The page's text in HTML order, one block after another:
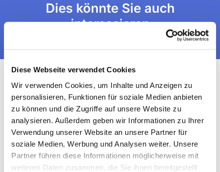
Diese Webseite verwendet Cookies
Wir verwenden Cookies, um Inhalte und Anzeigen zu
personalisieren, Funktionen für soziale Medien anbieten
zu können und die Zugriffe auf unsere Website zu
analysieren. Außerdem geben wir Informationen zu Ihrer
Verwendung unserer Website an unsere Partner für
soziale Medien, Werbung und Analysen weiter. Unsere
Partner führen diese Informationen möglicherweise mit
weiteren Daten zusammen, die Sie ihnen bereitgestellt
Dies könnte Sie auch
interessieren